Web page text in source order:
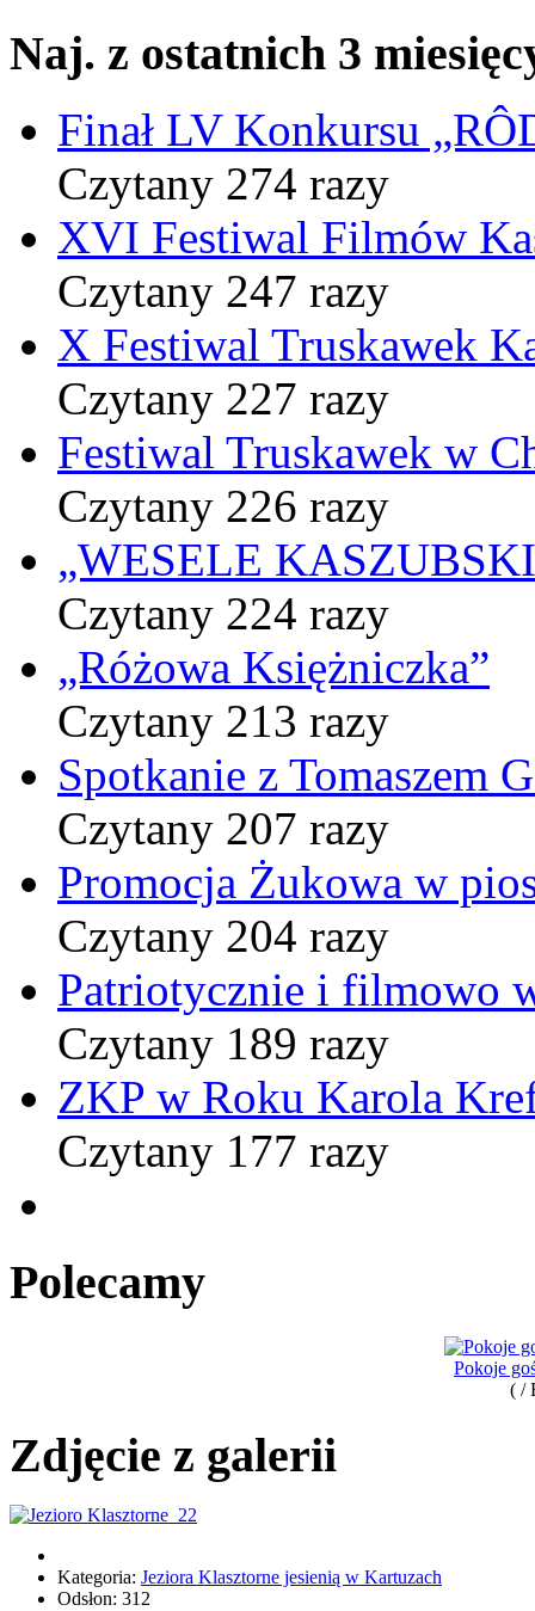
Naj. z ostatnich 3
Finał LV Konkursu
Czytany 274 razy
XVI Festiwal Filmów
Czytany 247 razy
X Festiwal Truskawek
Czytany 227 razy
Festiwal Truskawek w
Czytany 226 razy
„WESELE
Czytany 224 razy
„Różowa Księżniczka”
Czytany 213 razy
Spotkanie z Tomaszem
Czytany 207 razy
Promocja Żukowa w
Czytany 204 razy
Patriotycznie i filmowo
Czytany 189 razy
ZKP w Roku Karola
Czytany 177 razy
Polecamy
Pokoje
( /
Zdjęcie z galerii
Kategoria: Jeziora Klasztorne jesienią w Kartuzach
Odsłon: 312